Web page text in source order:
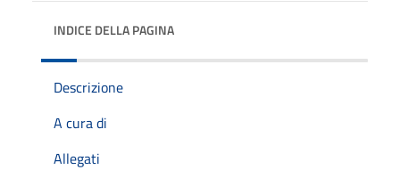
INDICE DELLA PAGINA
Descrizione
A cura di
Allegati